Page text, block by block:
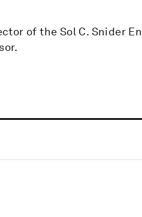
of the Sol C. Snider